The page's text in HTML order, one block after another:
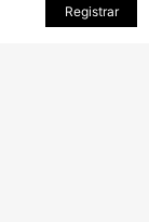
Registrar